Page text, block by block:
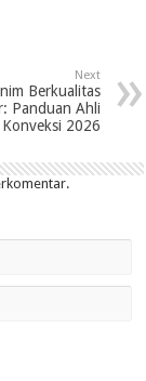
Next
Berkualitas
Panduan Ahli
Konveksi 2026